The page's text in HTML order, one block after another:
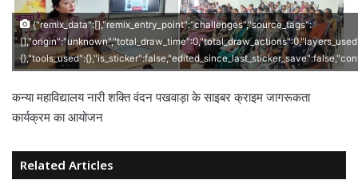
{"remix_data":[],"remix_entry_point":"challenges","source_tags":
कन्या महाविद्यालय नारी शक्ति वंदन पखवाड़ा के साइबर क्राइम जागरूकता
कार्यक्रम का आयोजन
Related Articles